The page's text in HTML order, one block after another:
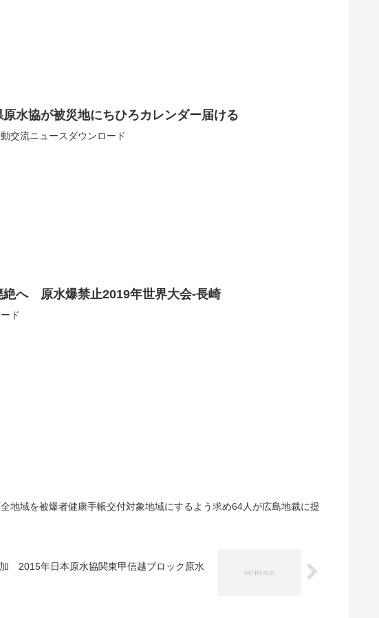
原水協が被災地にちひろカレンダー届ける
交流ニュースダウンロード
絶へ 原水爆禁止2019年世界大会-長崎
ド
全地域を被爆者健康手帳交付対象地域にするよう求め64人が広島地裁に提
2015年日本原水協関東甲信越ブロック原水